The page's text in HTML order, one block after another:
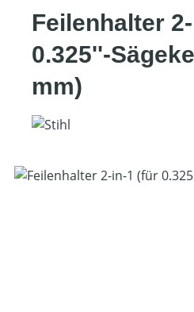
Feilenhalter
0.325''-
mm)
Bildergalerie überspringen